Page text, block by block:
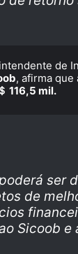
de
, afirma que
116,5 mil.
ser
de
Sicoob e